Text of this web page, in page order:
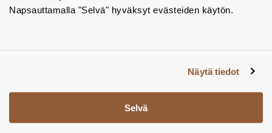
Napsauttamalla "Selvä" hyväksyt evästeiden käytön.
Näytä tiedot
Selvä
Tiedotteet